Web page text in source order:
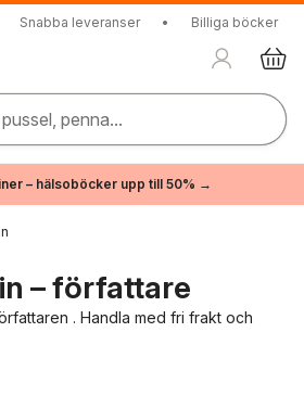
Snabba leveranser • Billiga böcker
penna...
– hälsoböcker upp till 50% →
– författare
. Handla med fri frakt och